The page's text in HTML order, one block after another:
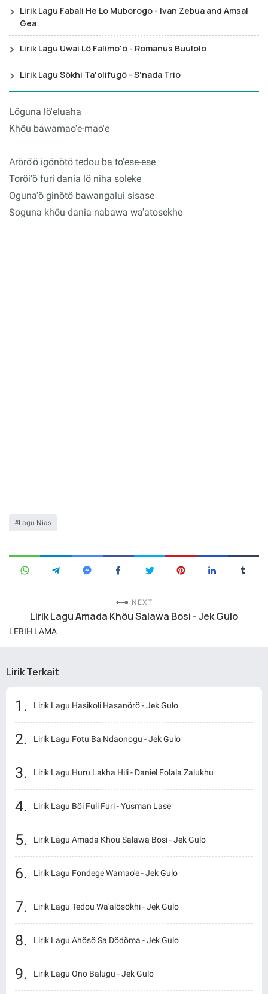
Lirik Lagu Fabali He Lo Muborogo - Ivan Zebua and Amsal
Gea
Lirik Lagu Uwai Lö Falimo'ö - Romanus Buulolo
Lirik Lagu Sökhi Ta'olifugö - S'nada Trio
Löguna lö'eluaha
Khöu bawamao'e-mao'e
Arörö'ö igönötö tedou ba to'ese-ese
Toröi'ö furi dania lö niha soleke
Oguna'ö ginötö bawangalui sisase
Soguna khöu dania nabawa wa'atosekhe
Lagu Nias
NEXT
Lirik Lagu Amada Khöu Salawa Bosi - Jek Gulo
LEBIH LAMA
Lirik Terkait
Lirik Lagu Hasikoli Hasanörö - Jek Gulo
Lirik Lagu Fotu Ba Ndaonogu - Jek Gulo
Lirik Lagu Huru Lakha Hili - Daniel Folala Zalukhu
Lirik Lagu Böi Fuli Furi - Yusman Lase
Lirik Lagu Amada Khöu Salawa Bosi - Jek Gulo
Lirik Lagu Fondege Wamao'e - Jek Gulo
Lirik Lagu Tedou Wa'alösökhi - Jek Gulo
Lirik Lagu Ahösö Sa Dödöma - Jek Gulo
Lirik Lagu Ono Balugu - Jek Gulo